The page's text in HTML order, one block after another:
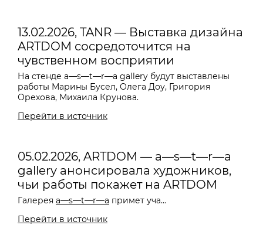
13.02.2026, TANR — Выставка дизайна
ARTDOM сосредоточится на
чувственном восприятии
На стенде a—s—t—r—a gallery будут выставлены
работы Марины Бусел, Олега Доу, Григория
Орехова, Михаила Крунова.
Перейти в источник
05.02.2026, ARTDOM — a—s—t—r—a
gallery анонсировала художников,
чьи работы покажет на ARTDOM
Галерея a—s—t—r—a примет уча...
Перейти в источник